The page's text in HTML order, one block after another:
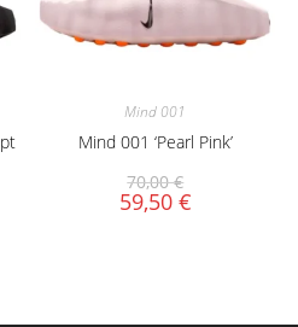
Mind 001
Mind 001 ‘Pearl Pink’
70,00€
59,50 €